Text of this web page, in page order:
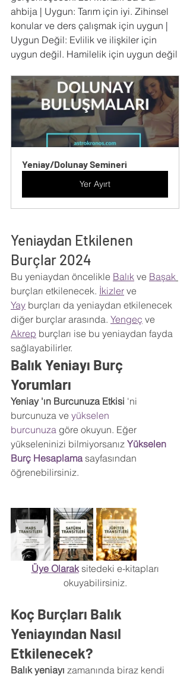
ahbija | Uygun: Tarım için iyi. Zihinsel
konular ve ders çalışmak için uygun |
Uygun Değil: Evlilik ve ilişkiler için
uygun değil. Hamilelik için uygun değil
Yeniay/Dolunay Semineri
Yer Ayırt
Yeniaydan Etkilenen
Burçlar 2024
Bu yeniaydan öncelikle Balık ve Başak
burçları etkilenecek. İkizler ve
Yay burçları da yeniaydan etkilenecek
diğer burçlar arasında. Yengeç ve
Akrep burçları ise bu yeniaydan fayda
sağlayabilirler.
Balık Yeniayı Burç
Yorumları
Yeniay 'ın Burcunuza Etkisi 'ni
burcunuza ve yükselen
burcunuza göre okuyun. Eğer
yükseleninizi bilmiyorsanız Yükselen
Burç Hesaplama sayfasından
öğrenebilirsiniz.
Üye Olarak sitedeki e-kitapları
okuyabilirsiniz.
Koç Burçları Balık
Yeniayından Nasıl
Etkilenecek?
Balık yeniayı zamanında biraz kendi